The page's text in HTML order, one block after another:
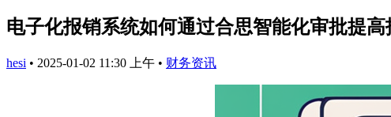
电子化报销系统如何通过合思智能化审批提高
hesi • 2025-01-02 11:30 上午 • 财务资讯